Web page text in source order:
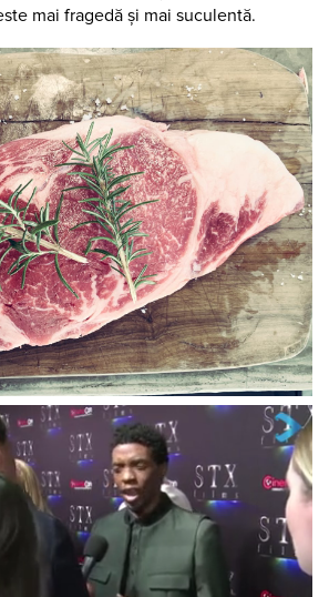
mai fragedă și mai suculentă.